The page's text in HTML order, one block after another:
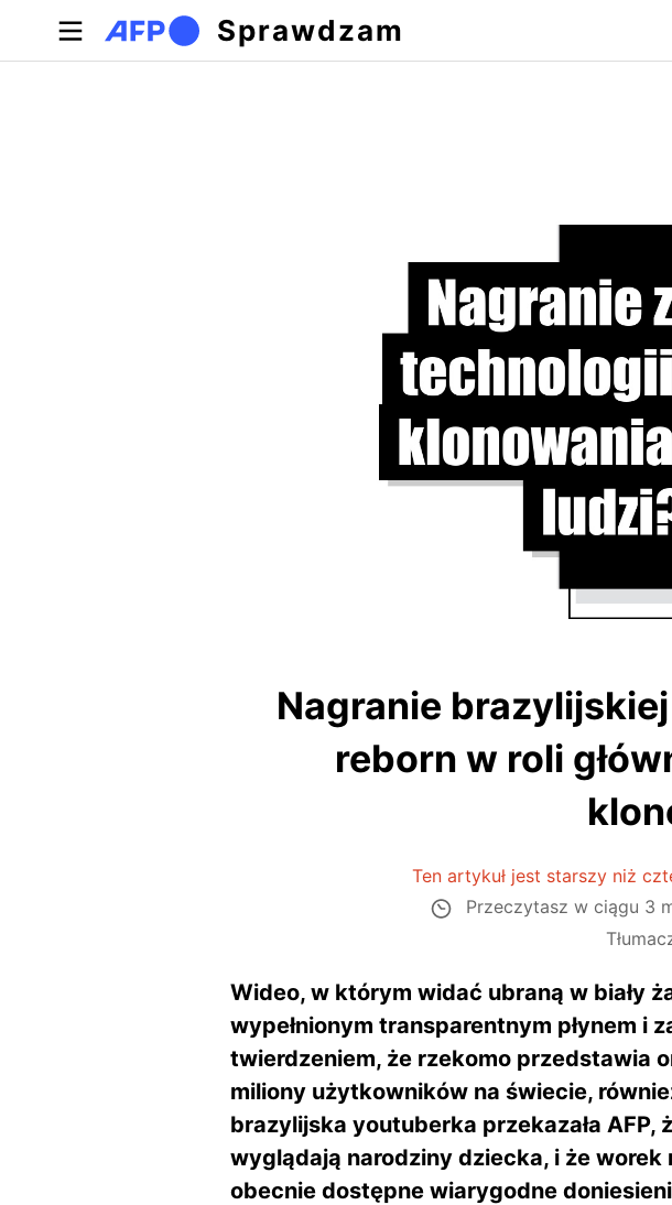
Sprawdzam
Zakładki podstawowe
Nagranie
reborn w roli
Ten artykuł jest starszy niż
Przeczytasz w ciągu 3
Wideo, w którym widać ubraną w biały
wypełnionym transparentnym płynem i
twierdzeniem, że rzekomo przedstawia
miliony użytkowników na świecie,
brazylijska youtuberka przekazała AFP,
wyglądają narodziny dziecka, i że worek
obecnie dostępne wiarygodne